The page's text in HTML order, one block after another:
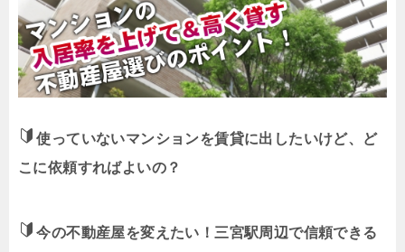
使っていないマンションを賃貸に出したいけど、ど
こに依頼すればよいの？
今の不動産屋を変えたい！三宮駅周辺で信頼できる